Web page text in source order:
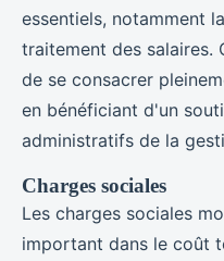
essentiels, notamment
traitement des salaires.
de se consacrer
en bénéficiant d'un
administratifs de la
Charges sociales
Les charges sociales
important dans le coût